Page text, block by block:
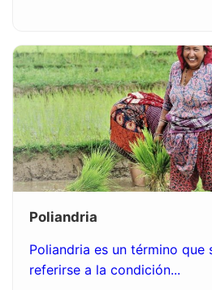
Poliandria
Poliandria es un término que
referirse a la condición...